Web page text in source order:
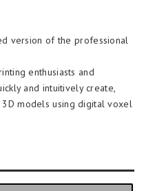
version of the professional
enthusiasts and
and intuitively create,
models using digital voxel